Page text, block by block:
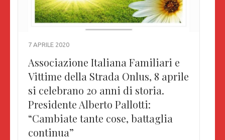
7 APRILE 2020
Associazione Italiana Familiari e
Vittime della Strada Onlus, 8 aprile
si celebrano 20 anni di storia.
Presidente Alberto Pallotti:
“Cambiate tante cose, battaglia
continua”